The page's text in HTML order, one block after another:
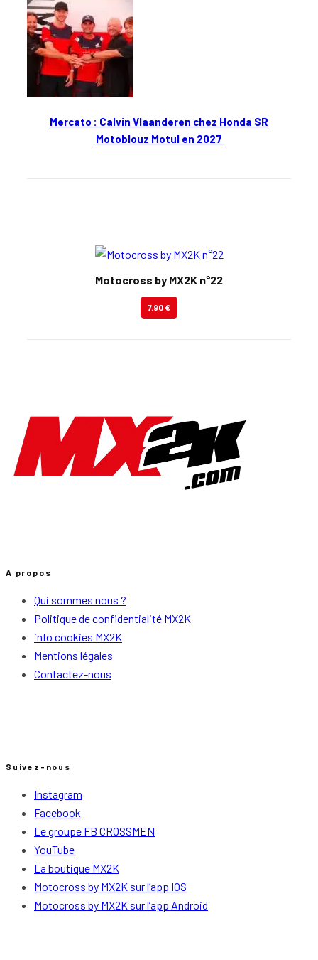
Mercato : Calvin Vlaanderen chez Honda SR
Motoblouz Motul en 2027
Motocross by MX2K n°22
7.90 €
A propos
Qui sommes nous ?
Politique de confidentialité MX2K
info cookies MX2K
Mentions légales
Contactez-nous
Suivez-nous
Instagram
Facebook
Le groupe FB CROSSMEN
YouTube
La boutique MX2K
Motocross by MX2K sur l’app IOS
Motocross by MX2K sur l’app Android